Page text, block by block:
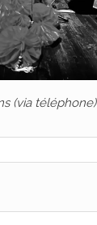
(via téléphone)